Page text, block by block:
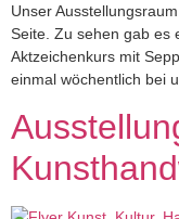
Unser
Seite. Zu sehen gab es
Aktzeichenkurs mit
einmal wöchentlich bei